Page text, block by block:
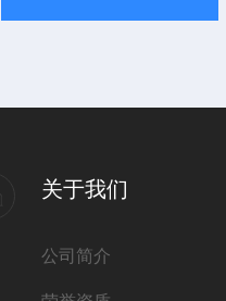
关于我们
公司简介